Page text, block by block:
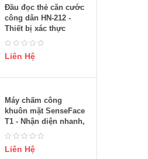
Đầu đọc thẻ căn cước
công dân HN-212 -
Thiết bị xác thực
thông tin nhanh
Liên Hệ
Máy chấm công
khuôn mặt SenseFace
T1 - Nhận diện nhanh,
chính xác
Liên Hệ